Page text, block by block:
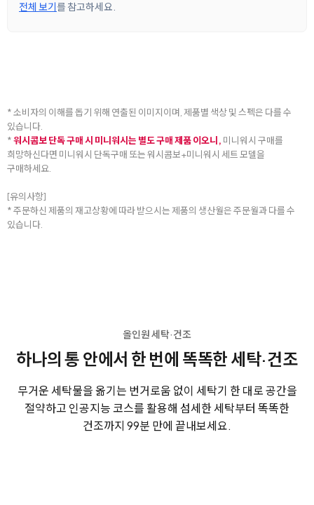
전체 보기를 참고하세요.
* 소비자의 이해를 돕기 위해 연출된 이미지이며, 제품별 색상 및 스펙은 다를 수
있습니다.
*워시콤보 단독 구매 시 미니워시는 별도 구매 제품 이오니, 미니워시 구매를
희망하신다면 미니워시 단독구매 또는 워시콤보+미니워시 세트 모델을
구매하세요.
[유의사항]
* 주문하신 제품의 재고상황에 따라 받으시는 제품의 생산월은 주문월과 다를 수
있습니다.
올인원 세탁·건조
하나의 통 안에서 한 번에 똑똑한 세탁·건조
무거운 세탁물을 옮기는 번거로움 없이 세탁기 한 대로 공간을
절약하고 인공지능 코스를 활용해 섬세한 세탁부터 똑똑한
건조까지 99분 만에 끝내보세요.